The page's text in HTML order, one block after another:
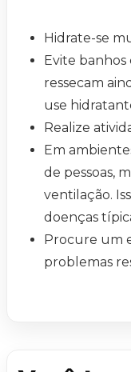
Hidrate-se
Evite
ressecam
use
Realize
Em
de pessoas,
ventilação.
doenças
Procure um
problemas